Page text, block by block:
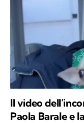
Il video
Paola Barale e